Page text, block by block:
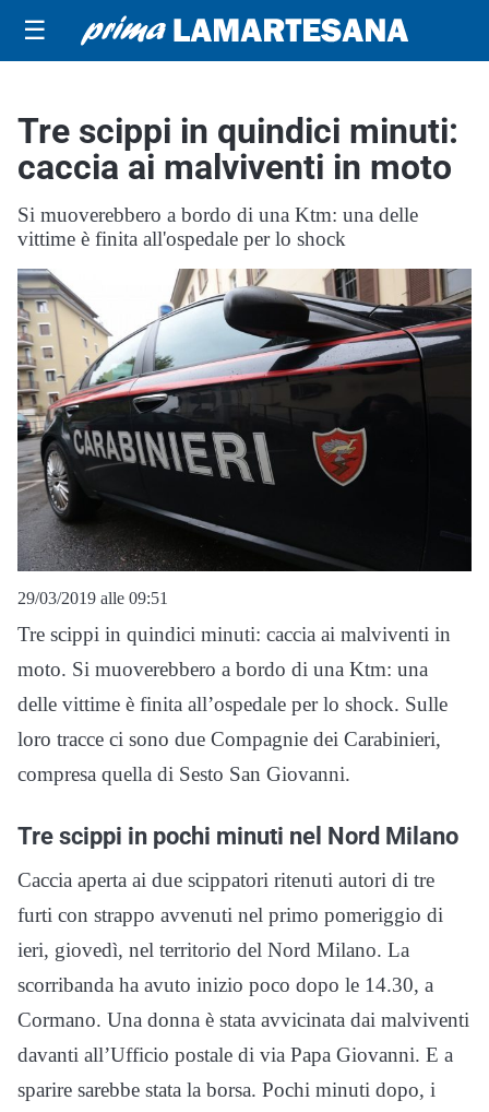
☰
Tre scippi in quindici minuti:
caccia ai malviventi in moto
Si muoverebbero a bordo di una Ktm: una delle
vittime è finita all'ospedale per lo shock
29/03/2019 alle 09:51
Tre scippi in quindici minuti: caccia ai malviventi in
moto. Si muoverebbero a bordo di una Ktm: una
delle vittime è finita all’ospedale per lo shock. Sulle
loro tracce ci sono due Compagnie dei Carabinieri,
compresa quella di Sesto San Giovanni.
Tre scippi in pochi minuti nel Nord Milano
Caccia aperta ai due scippatori ritenuti autori di tre
furti con strappo avvenuti nel primo pomeriggio di
ieri, giovedì, nel territorio del Nord Milano. La
scorribanda ha avuto inizio poco dopo le 14.30, a
Cormano. Una donna è stata avvicinata dai malviventi
davanti all’Ufficio postale di via Papa Giovanni. E a
sparire sarebbe stata la borsa. Pochi minuti dopo, i